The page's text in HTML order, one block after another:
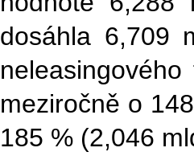
dosáhla 6,709
meziročně o
185 % (2,046